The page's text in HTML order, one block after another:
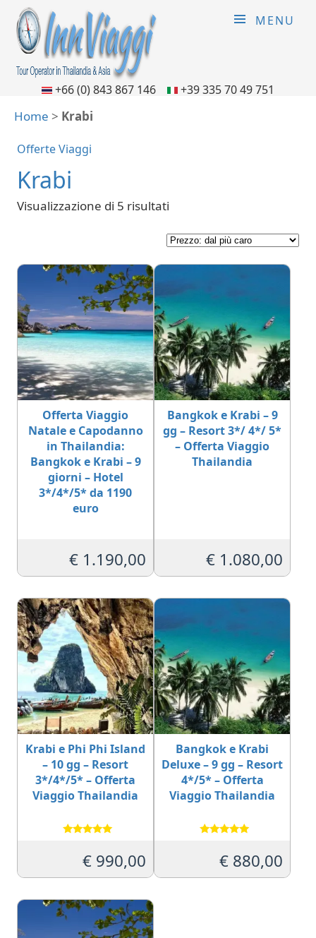
MENU
+66 (0) 843 867 146 +39 335 70 49 751
Home > Krabi
Offerte Viaggi
Krabi
Visualizzazione di 5 risultati
Offerta Viaggio
Natale e Capodanno
in Thailandia:
Bangkok e Krabi – 9
giorni – Hotel
3*/4*/5* da 1190
euro
€ 1.190,00
Bangkok e Krabi – 9
gg – Resort 3*/ 4*/ 5*
– Offerta Viaggio
Thailandia
€ 1.080,00
Krabi e Phi Phi Island
– 10 gg – Resort
3*/4*/5* – Offerta
Viaggio Thailandia
su 5€ 990,00
Bangkok e Krabi
Deluxe – 9 gg – Resort
4*/5* – Offerta
Viaggio Thailandia
su 5€ 880,00